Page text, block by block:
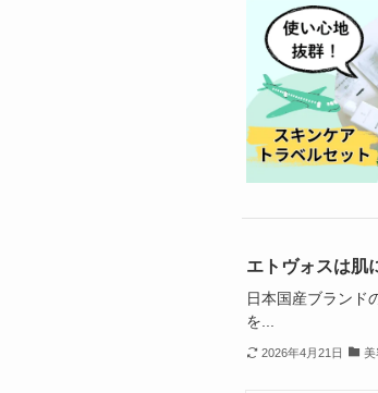
エトヴォスは肌
日本国産ブランド
を...
2026年4月21日 美